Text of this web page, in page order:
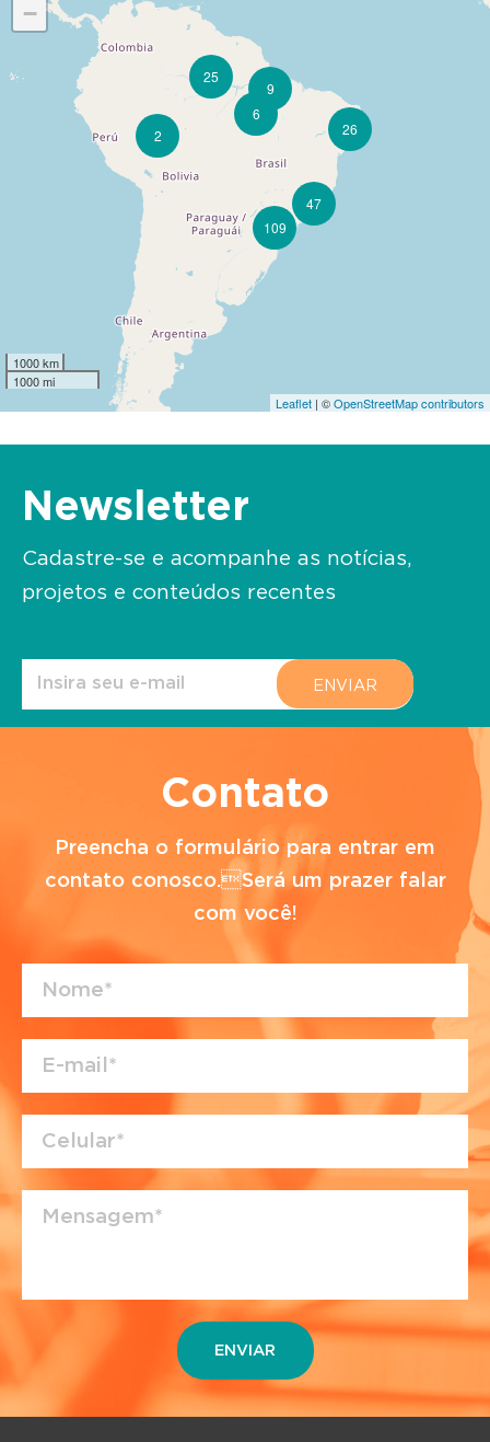
2
9
6
26
25
47
109
−
1000 km
1000 mi
Leaflet | ©OpenStreetMap contributors
Newsletter
Cadastre-se e acompanhe as notícias,
projetos e conteúdos recentes
Contato
Preencha o formulário para entrar em
contato conosco.Será um prazer falar
com você!